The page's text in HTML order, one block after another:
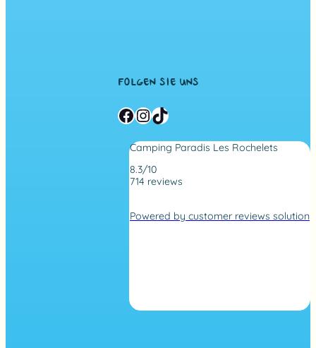
FOLGEN SIE UNS
Facebook InstagramTikTok
Camping Paradis Les Rochelets
8.3/10
714 reviews
,
g
b
Powered by customer reviews solution